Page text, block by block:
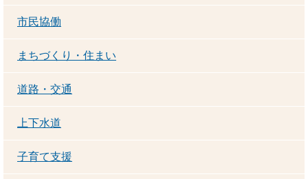
市民協働
まちづくり・住まい
道路・交通
上下水道
子育て支援